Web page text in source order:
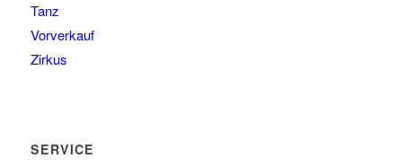
Tanz
Vorverkauf
Zirkus
SERVICE